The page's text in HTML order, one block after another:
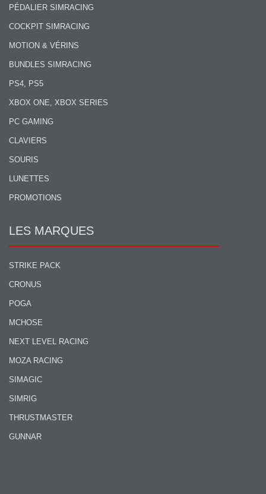
PÉDALIER SIMRACING
COCKPIT SIMRACING
MOTION & VÉRINS
BUNDLES SIMRACING
PS4, PS5
XBOX ONE, XBOX SERIES
PC GAMING
CLAVIERS
SOURIS
LUNETTES
PROMOTIONS
LES MARQUES
STRIKE PACK
CRONUS
POGA
MCHOSE
NEXT LEVEL RACING
MOZA RACING
SIMAGIC
SIMRIG
THRUSTMASTER
GUNNAR